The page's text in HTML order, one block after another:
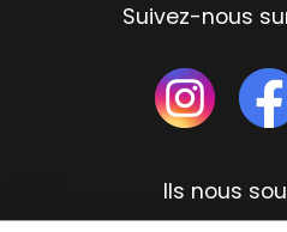
Suivez-nous
Ils nous